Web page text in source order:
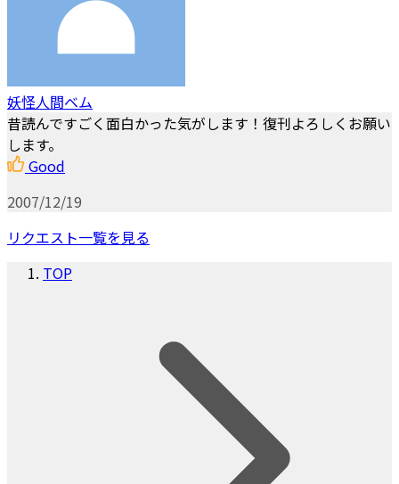
妖怪人間ベム
昔読んですごく面白かった気がします！復刊よろしくお願い
します。
Good
2007/12/19
リクエスト一覧を見る
TOP